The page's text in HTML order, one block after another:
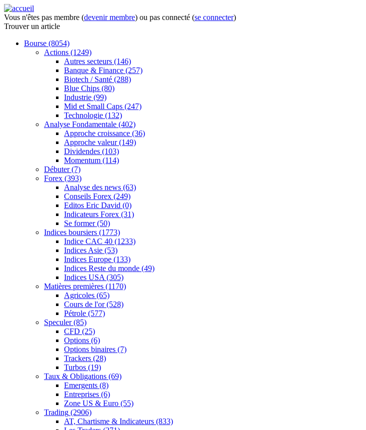
Vous n'êtes pas membre (devenir membre) ou pas connecté (se connecter)
Trouverun article
Bourse (8054)
Actions (1249)
Autres secteurs (146)
Banque & Finance (257)
Biotech / Santé (288)
Blue Chips (80)
Industrie (99)
Mid et Small Caps (247)
Technologie (132)
Analyse Fondamentale (402)
Approche croissance (36)
Approche valeur(149)
Dividendes (103)
Momentum (114)
Débuter(7)
Forex (393)
Analyse des news (63)
Conseils Forex (249)
Editos Eric David (0)
Indicateurs Forex (31)
Se former(50)
Indices boursiers (1773)
Indice CAC 40 (1233)
Indices Asie (53)
Indices Europe (133)
Indices Reste du monde (49)
Indices USA (305)
Matières premières (1170)
Agricoles (65)
Cours de l'or(528)
Pétrole (577)
Speculer(85)
CFD (25)
Options (6)
Options binaires (7)
Trackers (28)
Turbos (19)
Taux & Obligations (69)
Emergents (8)
Entreprises (6)
Zone US & Euro (55)
Trading (2906)
AT, Chartisme & Indicateurs (833)